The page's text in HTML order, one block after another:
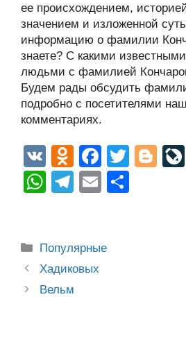
ее происхождением,
значением и изложенной
информацию о фамилии
знаете? С какими
людьми с фамилией
Будем рады обсудить
подробно с посетителями
комментариях.
V
K
O
d
n
kl
a
F
a
c
b
T
Bl
W
s
A
p
T
gr
a
E
Рубрики
Популярные
Post
navigation
Хадиковых
Вельм